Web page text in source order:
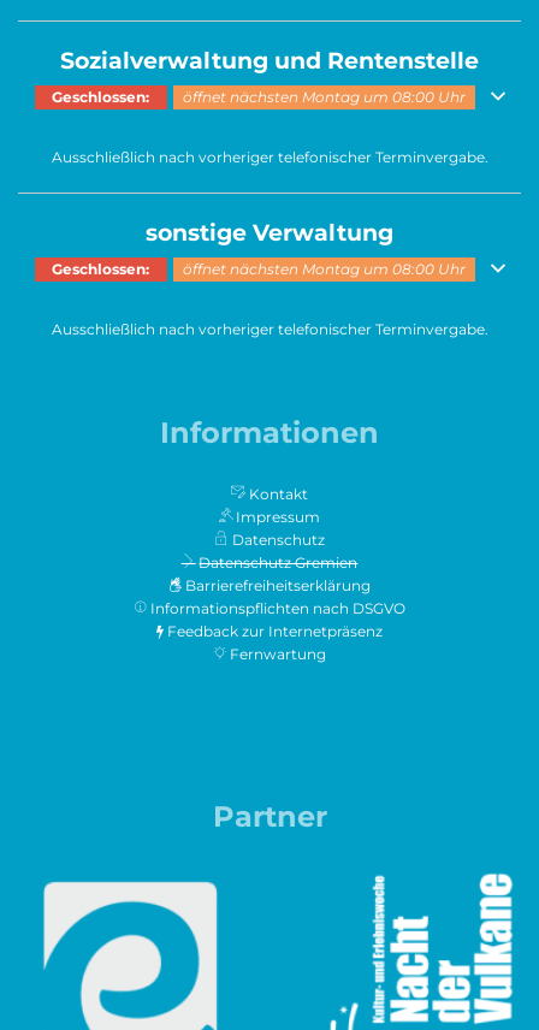
Sozialverwaltung und Rentenstelle
Klicken, um weitere Öffnungs- oder Schließzeiten auszublenden
Geschlossen: öffnet nächsten Montag um 08:00 Uhr
Ausschließlich nach vorheriger telefonischer Terminvergabe.
sonstige Verwaltung
Klicken, um weitere Öffnungs- oder Schließzeiten auszublenden
Geschlossen: öffnet nächsten Montag um 08:00 Uhr
Ausschließlich nach vorheriger telefonischer Terminvergabe.
Informationen
Kontakt
Impressum
Datenschutz
Datenschutz Gremien
Barrierefreiheitserklärung
Informationspflichten nach DSGVO
Feedback zur Internetpräsenz
Fernwartung
Partner